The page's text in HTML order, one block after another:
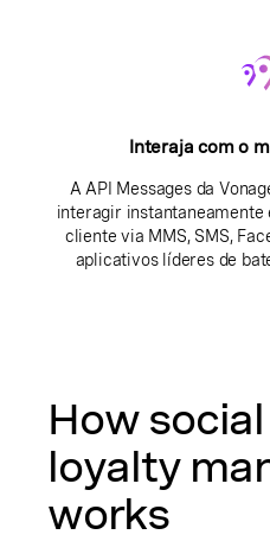
Interaja com o
A API Messages da
interagir
cliente via MMS, SMS,
aplicativos líderes de
How
loyalty
works